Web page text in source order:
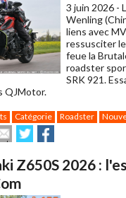
3 juin 2026 -
Wenling
liens avec
ressusciter
feue la
roadster
SRK 921.
QJMotor.
Catégorie Roadster
EnvoyerPartager
sur sur
Z650S 2026 :